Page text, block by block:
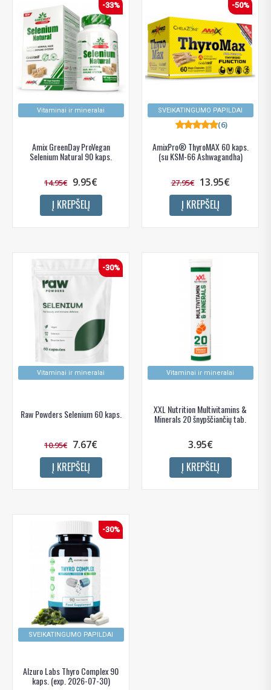
Vitaminai ir mineralai
-33%
Amix GreenDay ProVegan
Selenium Natural 90 kaps.
14.95€ 9.95€
Į KREPŠELĮ
SVEIKATINGUMO PAPILDAI
-50%
AmixPro® ThyroMAX 60 kaps.
(su KSM-66 Ashwagandha)
(6)
27.95€ 13.95€
Į KREPŠELĮ
Vitaminai ir mineralai
-30%
Raw Powders Selenium 60 kaps.
10.95€ 7.67€
Į KREPŠELĮ
Vitaminai ir mineralai
XXL Nutrition Multivitamins &
Minerals 20 šnypščiančių tab.
3.95€
Į KREPŠELĮ
SVEIKATINGUMO PAPILDAI
-30%
Alzuro Labs Thyro Complex 90
kaps. (exp. 2026-07-30)